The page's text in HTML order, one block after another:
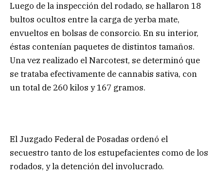
Luego de la inspección del rodado, se hallaron 18
bultos ocultos entre la carga de yerba mate,
envueltos en bolsas de consorcio. En su interior,
éstas contenían paquetes de distintos tamaños.
Una vez realizado el Narcotest, se determinó que
se trataba efectivamente de cannabis sativa, con
un total de 260 kilos y 167 gramos.
El Juzgado Federal de Posadas ordenó el
secuestro tanto de los estupefacientes como de los
rodados, y la detención del involucrado.